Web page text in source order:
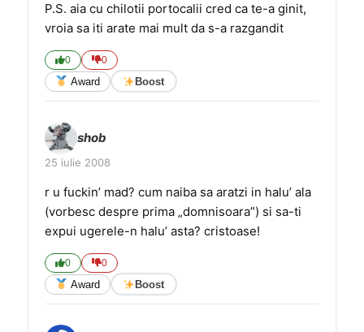
P.S. aia cu chilotii portocalii cred ca te-a ginit,
vroia sa iti arate mai mult da s-a razgandit
0 0
Award Boost
shob
25 iulie 2008
r u fuckin’ mad? cum naiba sa aratzi in halu’ ala
(vorbesc despre prima „domnisoara”) si sa-ti
expui ugerele-n halu’ asta? cristoase!
0 0
Award Boost